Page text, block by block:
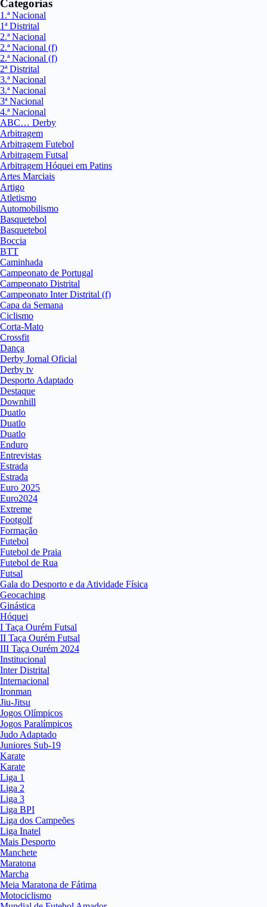
Categorias
1.ª Nacional
1ª Distrital
2.ª Nacional
2.ª Nacional (f)
2.ª Nacional (f)
2ª Distrital
3.ª Nacional
3.ª Nacional
3ª Nacional
4.ª Nacional
ABC… Derby
Arbitragem
Arbitragem Futebol
Arbitragem Futsal
Arbitragem Hóquei em Patins
Artes Marciais
Artigo
Atletismo
Automobilismo
Basquetebol
Basquetebol
Boccia
BTT
Caminhada
Campeonato de Portugal
Campeonato Distrital
Campeonato Inter Distrital (f)
Capa da Semana
Ciclismo
Corta-Mato
Crossfit
Dança
Derby Jornal Oficial
Derby tv
Desporto Adaptado
Destaque
Downhill
Duatlo
Duatlo
Duatlo
Enduro
Entrevistas
Estrada
Estrada
Euro 2025
Euro2024
Extreme
Footgolf
Formação
Futebol
Futebol de Praia
Futebol de Rua
Futsal
Gala do Desporto e da Atividade Física
Geocaching
Ginástica
Hóquei
I Taça Ourém Futsal
II Taça Ourém Futsal
III Taça Ourém 2024
Institucional
Inter Distrital
Internacional
Ironman
Jiu-Jitsu
Jogos Olímpicos
Jogos Paralímpicos
Judo Adaptado
Juniores Sub-19
Karate
Karate
Liga 1
Liga 2
Liga 3
Liga BPI
Liga dos Campeões
Liga Inatel
Mais Desporto
Manchete
Maratona
Marcha
Meia Maratona de Fátima
Motociclismo